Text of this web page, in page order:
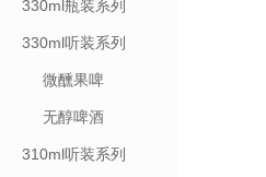
330ml瓶装系列
330ml听装系列
微醺果啤
无醇啤酒
310ml听装系列